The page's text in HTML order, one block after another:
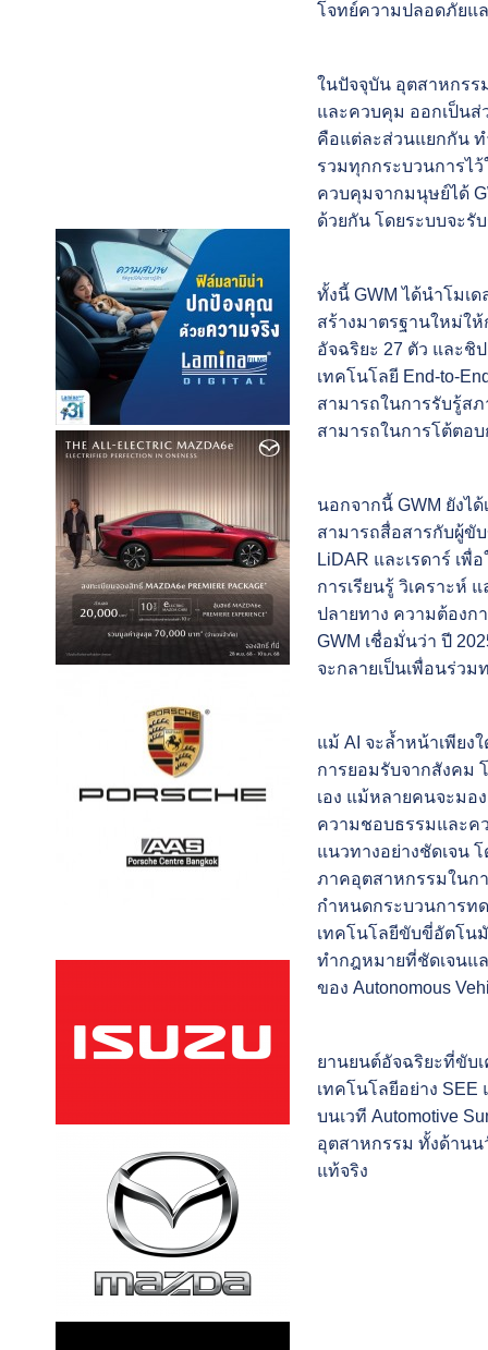
โจทย์ความปลอดภัยแ
ในปัจจุบัน อุตสาหกรร
และควบคุม ออกเป็น
คือแต่ละส่วนแยกกัน ท
รวมทุกกระบวนการไ
ควบคุมจากมนุษย์ได้
ด้วยกัน โดยระบบจะรั
ทั้งนี้ GWM ได้นำโมเ
สร้างมาตรฐานใหม่ใ
อัจฉริยะ 27 ตัว และชิ
เทคโนโลยี End-to-
สามารถในการรับรู้ส
สามารถในการโต้ตอ
นอกจากนี้ GWM ยังไ
สามารถสื่อสารกับผู้ขั
LiDAR และเรดาร์ เ
การเรียนรู้ วิเคราะห์
ปลายทาง ความต้องก
GWM เชื่อมั่นว่า ปี
จะกลายเป็นเพื่อนร่วม
แม้ AI จะล้ำหน้าเพีย
การยอมรับจากสังคม
เอง แม้หลายคนจะมอ
ความชอบธรรมและค
แนวทางอย่างชัดเจน
ภาคอุตสาหกรรมในก
กำหนดกระบวนการท
เทคโนโลยีขับขี่อัตโน
ทำกฎหมายที่ชัดเจนแ
ของ Autonomous
ยานยนต์อัจฉริยะที่ขับ
เทคโนโลยีอย่าง
บนเวที Automotive
อุตสาหกรรม ทั้งด้านน
แท้จริง